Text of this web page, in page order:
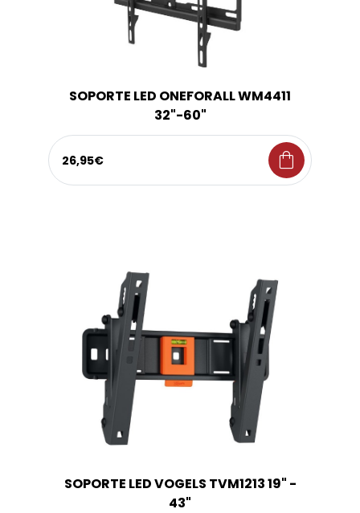
SOPORTE LED ONEFORALL WM4411
32"-60"
26,95€ shopping_bag
SOPORTE LED VOGELS TVM1213 19" -
43"